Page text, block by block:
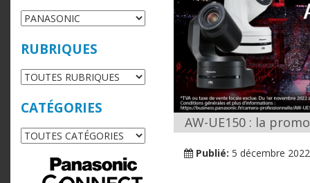
RUBRIQUES
CATÉGORIES
AW-UE150 : la
Publié: 5 décembre 2022